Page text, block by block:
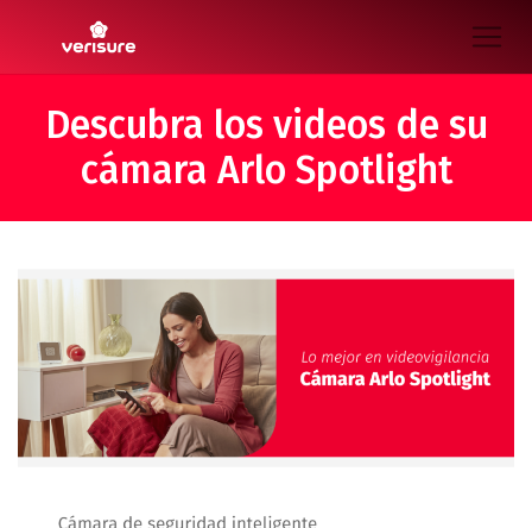
Descubra los videos de su
cámara Arlo Spotlight